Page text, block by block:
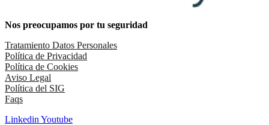
Nos preocupamos por tu seguridad
Tratamiento Datos Personales
Política de Privacidad
Política de Cookies
Aviso Legal
Política del SIG
Faqs
Linkedin Youtube